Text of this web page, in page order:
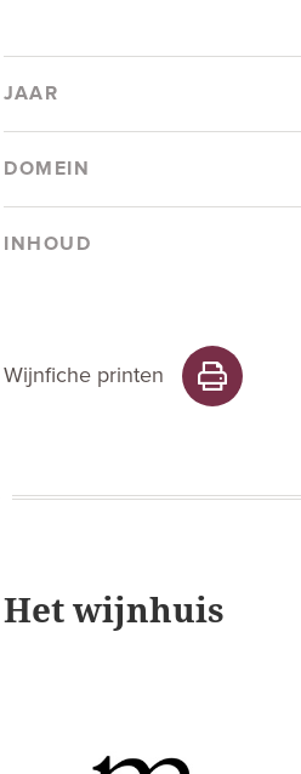
JAAR
DOMEIN
INHOUD
Wijnfiche printen
Het wijnhuis